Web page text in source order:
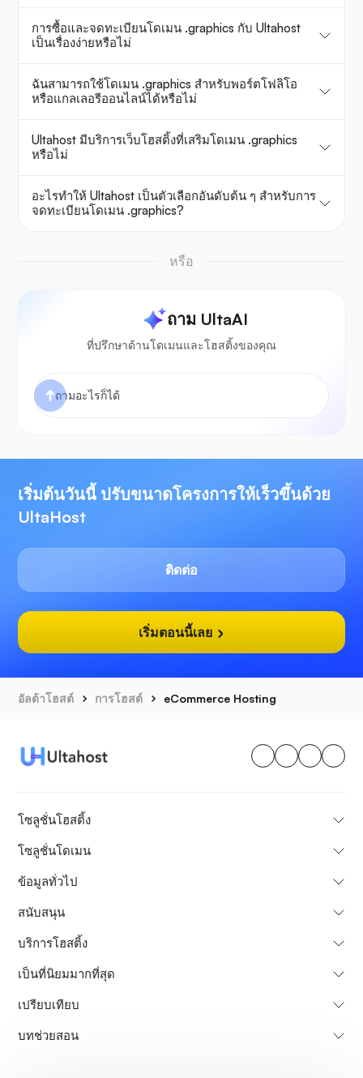
การซื้อและจดทะเบียนโดเมน .graphics กับ Ultahost
เป็นเรื่องง่ายหรือไม่
ฉันสามารถใช้โดเมน .graphics สำหรับพอร์ตโฟลิโอ
หรือแกลเลอรีออนไลน์ได้หรือไม่
Ultahost มีบริการเว็บโฮสติ้งที่เสริมโดเมน .graphics
หรือไม่
อะไรทำให้ Ultahost เป็นตัวเลือกอันดับต้น ๆ สำหรับการ
จดทะเบียนโดเมน .graphics?
หรือ
ถาม UltaAI
ที่ปรึกษาด้านโดเมนและโฮสติ้งของคุณ
เริ่มต้นวันนี้ ปรับขนาดโครงการให้เร็วขึ้นด้วย
UltaHost
ติดต่อ
เริ่มตอนนี้เลย
อัลต้าโฮสต์ การโฮสต์ eCommerce Hosting
โซลูชั่นโฮสติ้ง
โซลูชั่นโดเมน
ข้อมูลทั่วไป
สนับสนุน
บริการโฮสติ้ง
เป็นที่นิยมมากที่สุด
เปรียบเทียบ
บทช่วยสอน